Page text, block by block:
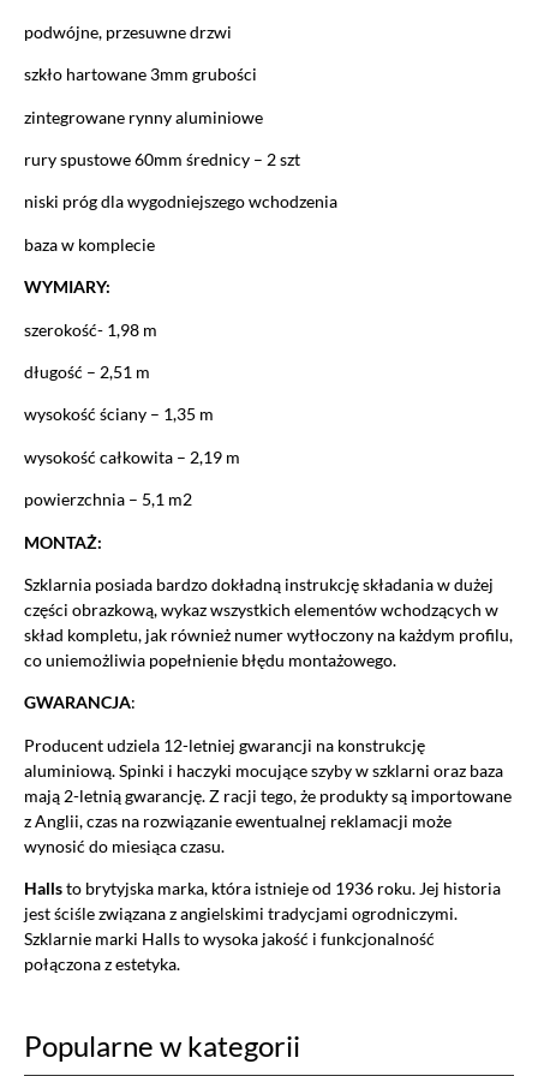
podwójne, przesuwne drzwi
szkło hartowane 3mm grubości
zintegrowane rynny aluminiowe
rury spustowe 60mm średnicy – 2 szt
niski próg dla wygodniejszego wchodzenia
baza w komplecie
WYMIARY:
szerokość- 1,98 m
długość – 2,51 m
wysokość ściany – 1,35 m
wysokość całkowita – 2,19 m
powierzchnia – 5,1 m2
MONTAŻ:
Szklarnia posiada bardzo dokładną instrukcję składania w dużej
części obrazkową, wykaz wszystkich elementów wchodzących w
skład kompletu, jak również numer wytłoczony na każdym profilu,
co uniemożliwia popełnienie błędu montażowego.
GWARANCJA:
Producent udziela 12-letniej gwarancji na konstrukcję
aluminiową. Spinki i haczyki mocujące szyby w szklarni oraz baza
mają 2-letnią gwarancję. Z racji tego, że produkty są importowane
z Anglii, czas na rozwiązanie ewentualnej reklamacji może
wynosić do miesiąca czasu.
Hallsto brytyjska marka, która istnieje od 1936 roku. Jej historia
jest ściśle związana z angielskimi tradycjami ogrodniczymi.
Szklarnie marki Halls to wysoka jakość i funkcjonalność
połączona z estetyka.
Popularne w kategorii
Ustawiając poszczególne narzędzia jako włączone, godzisz się, by
administratora tej strony oraz dostawców narzędzi zewnętrznych na
zasadach opisanych szczegółowo wpolityce prywatności.
Jeżeli chcesz zaakceptować wszystkie zastosowane na stronie pliki
cookies, po prostu kliknij w przycisk poniżej.
Aby dokonać bardziej zaawansowanych ustawień, skorzystaj z
poniższych opcji.
Niezbędne cookies
Niezbędne pliki cookie są absolutnie niezbędne do prawidłowego działania
witryny. Te pliki cookie zapewniają anonimowe działanie podstawowych
funkcji i zabezpieczeń witryny.
Korzystamy z Google Analytics, czyli narzędzia pozwalającego na
gromadzenie, przeglądanie i analizę statystyk związanych z aktywnością